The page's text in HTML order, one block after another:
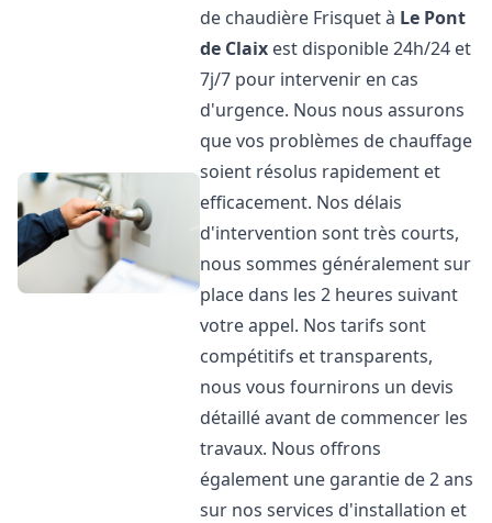
de chaudière Frisquet à Le Pont
de Claix est disponible 24h/24 et
7j/7 pour intervenir en cas
d'urgence. Nous nous assurons
que vos problèmes de chauffage
soient résolus rapidement et
efficacement. Nos délais
d'intervention sont très courts,
nous sommes généralement sur
place dans les 2 heures suivant
votre appel. Nos tarifs sont
compétitifs et transparents,
nous vous fournirons un devis
détaillé avant de commencer les
travaux. Nous offrons
également une garantie de 2 ans
sur nos services d'installation et